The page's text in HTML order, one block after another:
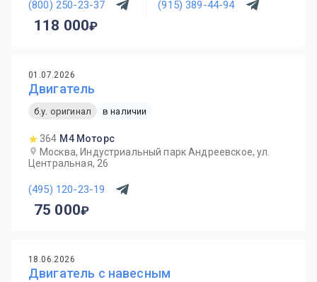
(800) 250-23-37 (915) 389-44-94
118 000
01.07.2026
Двигатель
б.у. оригинал в наличии
364 М4 Моторс
Москва, Индустриальный парк Андреевское, ул.
Центральная, 26
(495) 120-23-19
75 000
18.06.2026
Двигатель с навесным